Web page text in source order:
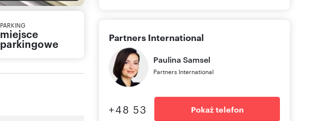
PARKING
miejsce
parkingowe Partners International
Paulina Samsel
Partners International
+48 53 Pokaż telefon